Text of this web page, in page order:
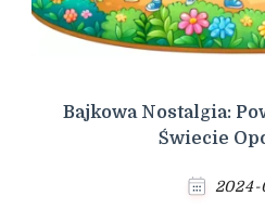
Bajkowa Nostalgia:
Świecie